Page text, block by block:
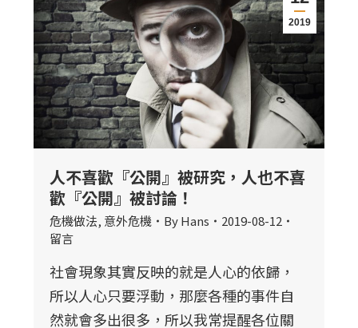
2019
人不喜歡『公開』被研究，人也不喜
歡『公開』被討論！
危機做法, 意外危機 ByHans
2019-08-12
留言
社會現象其實反映的就是人心的依歸，
所以人心只要浮動，那麼各種的事件自
然就會多出很多，所以我常提醒各位關